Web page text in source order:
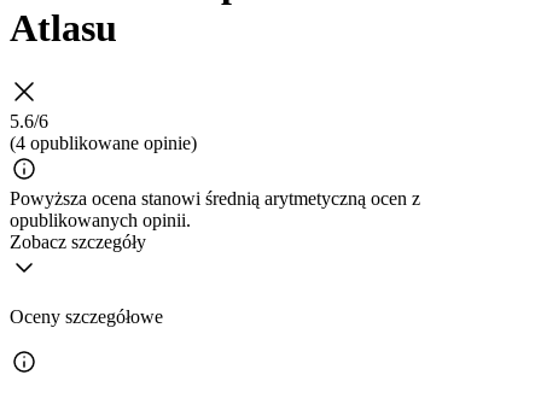
Atlasu
5.6/6
(4 opublikowane opinie)
Powyższa ocena stanowi średnią arytmetyczną ocen z
opublikowanych opinii.
Zobacz szczegóły
Oceny szczegółowe